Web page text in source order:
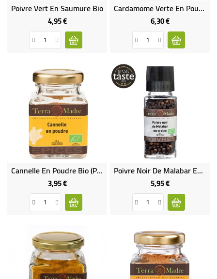
Poivre Vert En Saumure Bio
4,95 €Prix
Cardamome Verte En Poudre Bio
6,30 €Prix
Cannelle En Poudre Bio (petit Pot)
3,95 €Prix
Poivre Noir De Malabar En GRAINS Bio
5,95 €Prix